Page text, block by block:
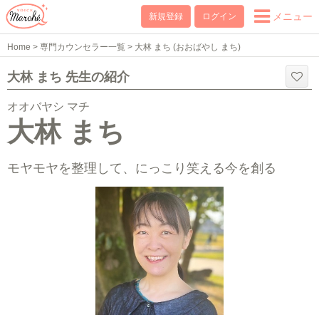
新規登録 ログイン メニュー
Home > 専門カウンセラー一覧 > 大林 まち (おおばやし まち)
大林 まち 先生の紹介
オオバヤシ マチ
大林 まち
モヤモヤを整理して、にっこり笑える今を創る